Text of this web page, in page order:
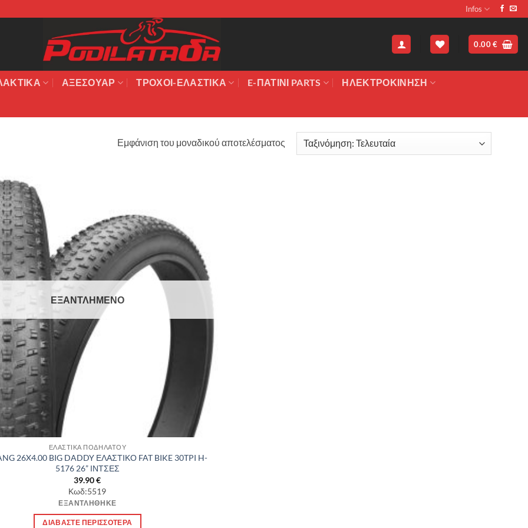
Infos
0.00€
ΑΞΕΣΟΥΆΡ ΤΡΟΧΟΙ-ΕΛΑΣΤΙΚΑ E-ΠΑΤΙΝΙ PARTS ΗΛΕΚΤΡΟΚΙΝΗΣΗ
Εμφάνιση του μοναδικού αποτελέσματος
ΕΞΑΝΤΛΗΜΈΝΟ
ΕΛΑΣΤΙΚΑ ΠΟΔΗΛΑΤΟΥ
26X4.00 BIG DADDY ΕΛΑΣΤΙΚΟ FAT BIKE 30TPI H-
5176 26” ΙΝΤΣΕΣ
39.90€
Κωδ:5519
ΕΞΑΝΤΛΉΘΗΚΕ
ΔΙΑΒΆΣΤΕ ΠΕΡΙΣΣΌΤΕΡΑ